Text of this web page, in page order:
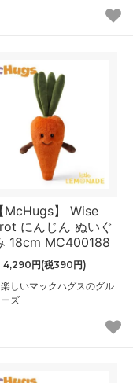
【McHugs】 Wise
にんじん ぬいぐ
18cm MC400188
4,290円(税390円)
しいマックハグスのグル
ズ